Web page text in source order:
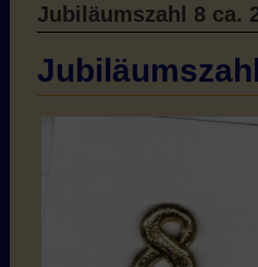
Jubiläumszahl 8 ca.